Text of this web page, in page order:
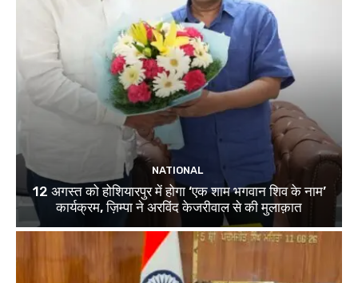
NATIONAL
12 अगस्त को होशियारपुर में होगा ‘एक शाम भगवान शिव के नाम’
कार्यक्रम, ज़िम्पा ने अरविंद केजरीवाल से की मुलाक़ात